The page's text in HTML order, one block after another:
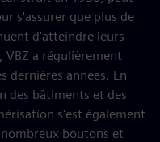
s'assurer que plus de
d'atteindre leurs
VBZ a régulièrement
dernières années. En
des bâtiments et des
s'est également
boutons et